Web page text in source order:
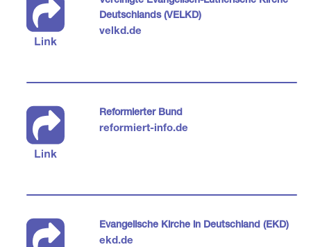
Deutschlands (VELKD)
velkd.de
Reformierter Bund
reformiert-info.de
Evangelische Kirche in Deutschland (EKD)
ekd.de